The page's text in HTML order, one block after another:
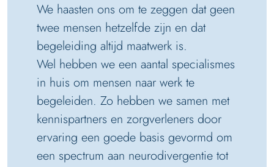
We haasten ons om te zeggen dat geen
twee mensen hetzelfde zijn en dat
begeleiding altijd maatwerk is.
Wel hebben we een aantal specialismes
in huis om mensen naar werk te
begeleiden. Zo hebben we samen met
kennispartners en zorgverleners door
ervaring een goede basis gevormd om
een spectrum aan neurodivergentie tot